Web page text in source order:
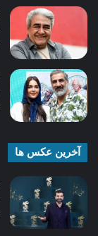
آخرین عکس ها